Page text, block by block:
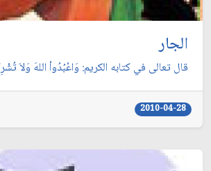
الجار
قال تعالى في كتابه الكريم: وَاعْبُدُواْ اللهَ وَلاَ
2010-04-28